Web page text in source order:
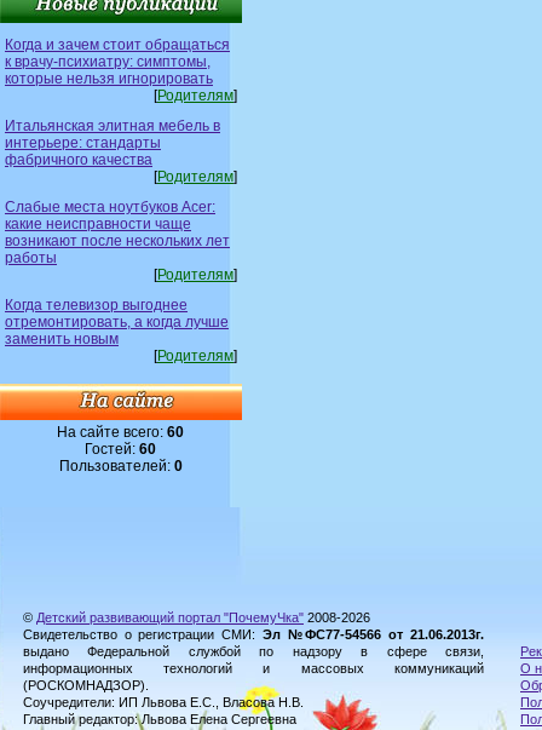
Когда и зачем стоит обращаться
к врачу-психиатру: симптомы,
которые нельзя игнорировать
[Родителям]
Итальянская элитная мебель в
интерьере: стандарты
фабричного качества
[Родителям]
Слабые места ноутбуков Acer:
какие неисправности чаще
возникают после нескольких лет
работы
[Родителям]
Когда телевизор выгоднее
отремонтировать, а когда лучше
заменить новым
[Родителям]
На сайте всего:60
Гостей:60
Пользователей: 0
© Детский развивающий портал "ПочемуЧка" 2008-2026
Свидетельство о регистрации СМИ: Эл №ФС77-54566 от 21.06.2013г.
выдано Федеральной службой по надзору в сфере связи,
информационных технологий и массовых коммуникаций
(РОСКОМНАДЗОР).
Соучредители: ИП Львова Е.С., Власова Н.В.
Главный редактор: Львова Елена Сергеевна
О